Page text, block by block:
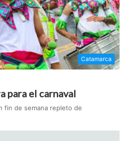
Catamarca
para el carnaval
fin de semana repleto de